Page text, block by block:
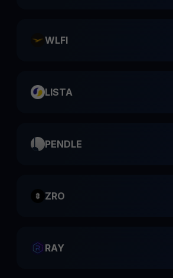
WLFI
LISTA
PENDLE
ZRO
RAY